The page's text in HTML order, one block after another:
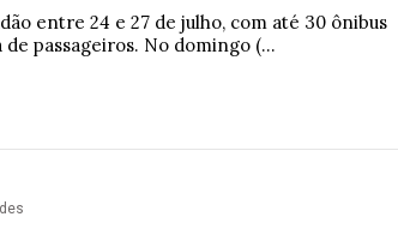
entre 24 e 27 de julho, com até 30 ônibus
passageiros. No domingo (...